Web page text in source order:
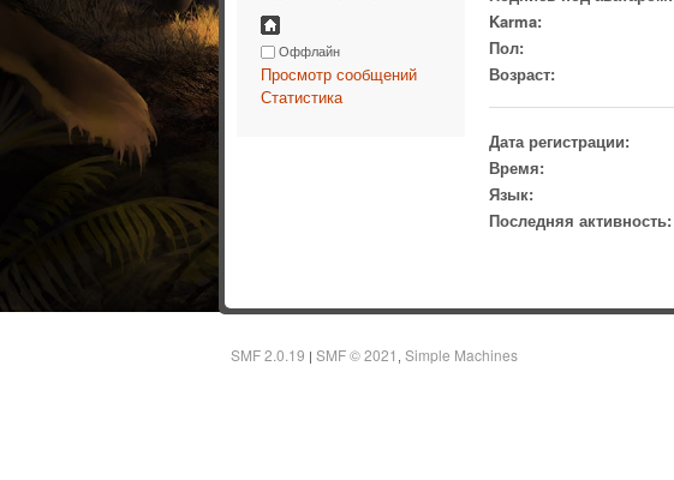
Оффлайн
Просмотр сообщений
Статистика
Karma:
Пол:
Возраст:
Дата регистрации:
Время:
Язык:
Последняя активность:
SMF 2.0.19 | SMF © 2021 Simple Machines